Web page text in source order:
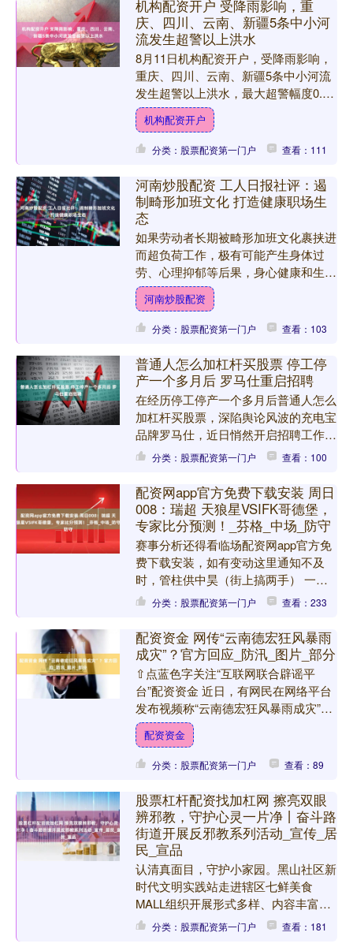
机构配资开户 受降雨影响，重
庆、四川、云南、新疆5条中小河
流发生超警以上洪水
8月11日机构配资开户，受降雨影响，
重庆、四川、云南、新疆5条中小河流
发生超警以上洪水，最大超警幅度0.08
～0.53米机构配资开户，其中重庆桂溪
河发生超保洪水....
机构配资开户
分类：股票配资第一门户 查看：111
河南炒股配资 工人日报社评：遏
制畸形加班文化 打造健康职场生
态
如果劳动者长期被畸形加班文化裹挟进
而超负荷工作，极有可能产生身体过
劳、心理抑郁等后果，身心健康和生活
质量都将受到不同程度影响。而对企业
发展而言河南炒股配资，一味....
河南炒股配资
分类：股票配资第一门户 查看：103
普通人怎么加杠杆买股票 停工停
产一个多月后 罗马仕重启招聘
在经历停工停产一个多月后普通人怎么
加杠杆买股票，深陷舆论风波的充电宝
品牌罗马仕，近日悄然开启招聘工作。
8月12日，界面新闻从猎聘网看到，深
分类：股票配资第一门户 查看：100
配资网app官方免费下载安装 周日
008：瑞超 天狼星VSIFK哥德堡，
专家比分预测！_芬格_中场_防守
赛事分析还得看临场配资网app官方免
费下载安装，如有变动这里通知不及
时，管柱供中昊（街上搞两手） 一、
基本面解析 积分形势与近期状态 天狼
分类：股票配资第一门户 查看：233
配资资金 网传“云南德宏狂风暴雨
成灾”？官方回应_防汛_图片_部分
⇧点蓝色字关注“互联网联合辟谣平
台”配资资金 近日，有网民在网络平台
发布视频称“云南德宏狂风暴雨成灾”。
经官方核实，属不实信息。 经德宏州
气象部门核实：7月10....
配资资金
分类：股票配资第一门户 查看：89
股票杠杆配资找加杠网 擦亮双眼
辨邪教，守护心灵一片净丨奋斗路
街道开展反邪教系列活动_宣传_居
民_宣品
认清真面目，守护小家园。黑山社区新
时代文明实践站走进辖区七鲜美食
MALL组织开展形式多样、内容丰富的
反邪教宣传活动。活动现场，社区工作
分类：股票配资第一门户 查看：181